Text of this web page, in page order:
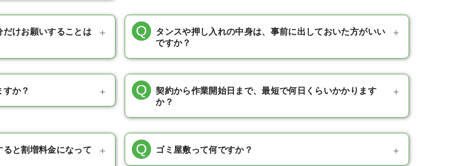
けお願いすることは
タンスや押し入れの中身は、事前に出しておいた方がいい
ですか？
か？
契約から作業開始日まで、最短で何日くらいかかります
か？
と割増料金になって
ゴミ屋敷って何ですか？